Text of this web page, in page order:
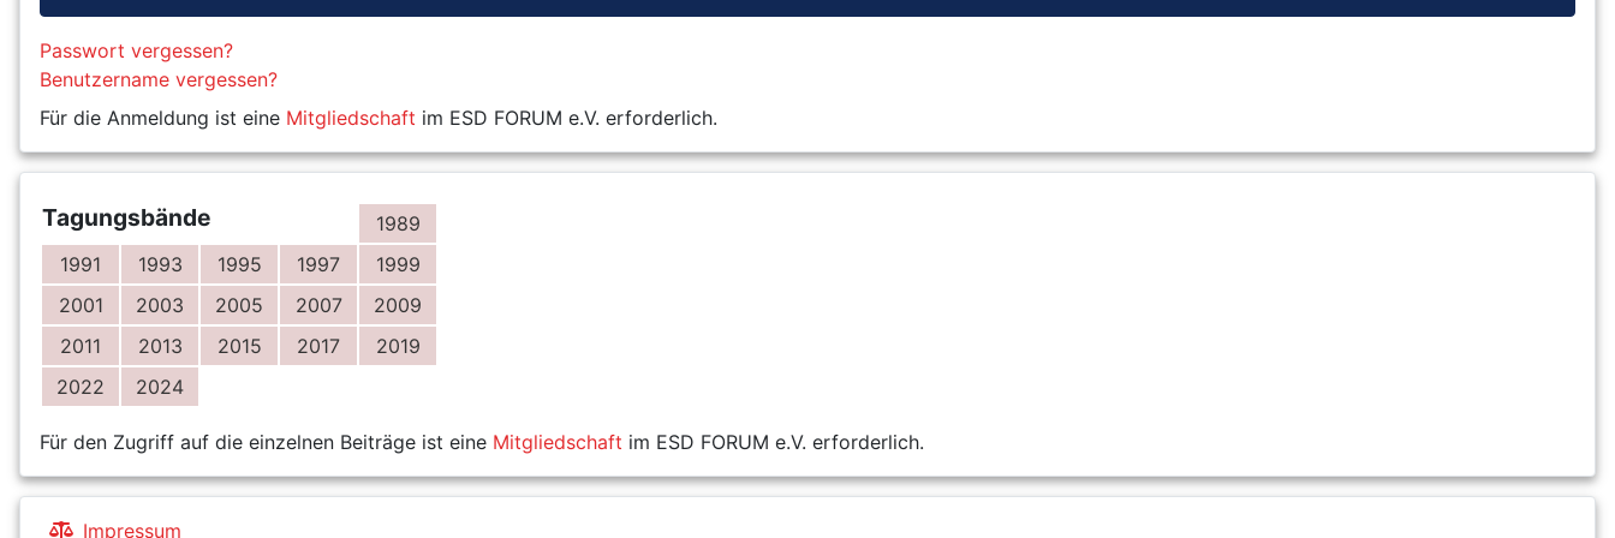
Passwort vergessen?
Benutzername vergessen?
Für die Anmeldung ist eine Mitgliedschaft im ESD FORUM e.V. erforderlich.
Tagungsbände
1989
1991
1993 1995 1997
1999
2001
2003 2005 2007
2009
2011
2013 2015 2017
2019
2022
2024
Für den Zugriff auf die einzelnen Beiträge ist eine Mitgliedschaft im ESD FORUM e.V. erforderlich.
Impressum